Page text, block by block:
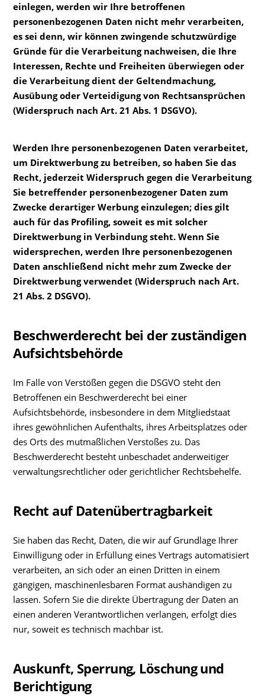
einlegen, werden wir Ihre betroffenen
personenbezogenen Daten nicht mehr verarbeiten,
es sei denn, wir können zwingende schutzwürdige
Gründe für die Verarbeitung nachweisen, die Ihre
Interessen, Rechte und Freiheiten überwiegen oder
die Verarbeitung dient der Geltendmachung,
Ausübung oder Verteidigung von Rechtsansprüchen
(Widerspruch nach Art. 21 Abs. 1 DSGVO).
Werden Ihre personenbezogenen Daten verarbeitet,
um Direktwerbung zu betreiben, so haben Sie das
Recht, jederzeit Widerspruch gegen die Verarbeitung
Sie betreffender personenbezogener Daten zum
Zwecke derartiger Werbung einzulegen; dies gilt
auch für das Profiling, soweit es mit solcher
Direktwerbung in Verbindung steht. Wenn Sie
widersprechen, werden Ihre personenbezogenen
Daten anschließend nicht mehr zum Zwecke der
Direktwerbung verwendet (Widerspruch nach Art.
21 Abs. 2 DSGVO).
Beschwerderecht bei der zuständigen
Aufsichtsbehörde
Im Falle von Verstößen gegen die DSGVO steht den
Betroffenen ein Beschwerderecht bei einer
Aufsichtsbehörde, insbesondere in dem Mitgliedstaat
ihres gewöhnlichen Aufenthalts, ihres Arbeitsplatzes oder
des Orts des mutmaßlichen Verstoßes zu. Das
Beschwerderecht besteht unbeschadet anderweitiger
verwaltungsrechtlicher oder gerichtlicher Rechtsbehelfe.
Recht auf Datenübertragbarkeit
Sie haben das Recht, Daten, die wir auf Grundlage Ihrer
Einwilligung oder in Erfüllung eines Vertrags automatisiert
verarbeiten, an sich oder an einen Dritten in einem
gängigen, maschinenlesbaren Format aushändigen zu
lassen. Sofern Sie die direkte Übertragung der Daten an
einen anderen Verantwortlichen verlangen, erfolgt dies
nur, soweit es technisch machbar ist.
Auskunft, Sperrung, Löschung und
Berichtigung